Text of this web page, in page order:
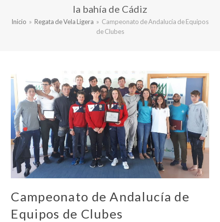
la bahía de Cádiz
Inicio » Regata de Vela Ligera » Campeonato de Andalucía de Equipos
de Clubes
Campeonato de Andalucía de
Equipos de Clubes